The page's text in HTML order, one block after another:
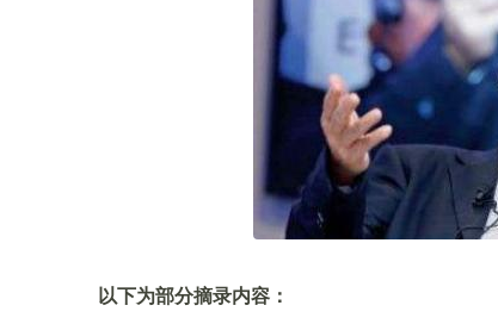
以下为部分摘录内容：